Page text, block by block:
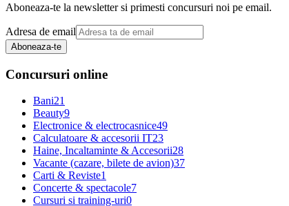
Aboneaza-te la newsletter si primesti concursuri noi pe email.
Adresa de email
Aboneaza-te
Concursuri online
Bani21
Beauty9
Electronice & electrocasnice49
Calculatoare & accesorii IT23
Haine, Incaltaminte & Accesorii28
Vacante (cazare, bilete de avion)37
Carti & Reviste1
Concerte & spectacole7
Cursuri si training-uri0